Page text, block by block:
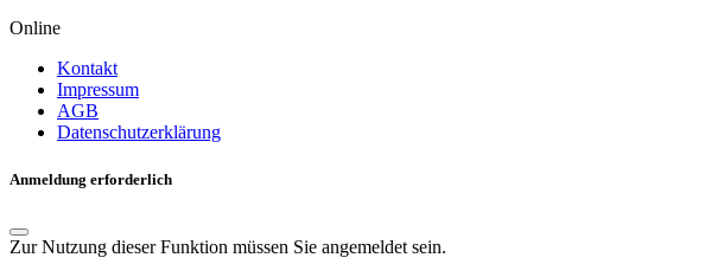
Online
Kontakt
Impressum
AGB
Datenschutzerklärung
Anmeldung erforderlich
Zur Nutzung dieser Funktion müssen Sie angemeldet sein.